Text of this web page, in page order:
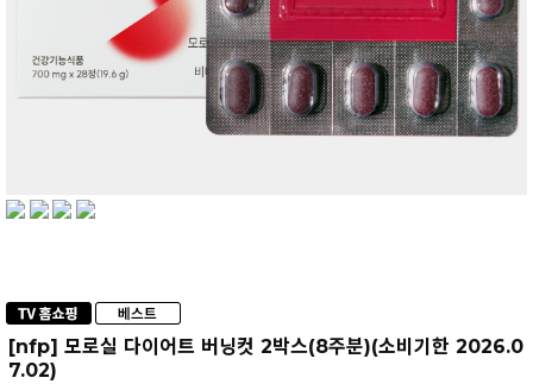
[nfp] 모로실 다이어트 버닝컷 2박스(8주분)(소비기한 2026.0
7.02)